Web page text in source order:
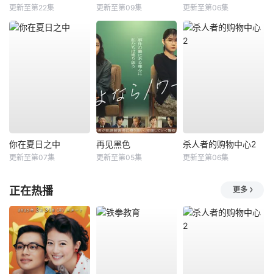
更新至第22集 更新至第09集 更新至第06集
你在夏日之中
更新至第07集
再见黑色
更新至第05集
杀人者的购物中心2
更新至第06集
正在热播 更多